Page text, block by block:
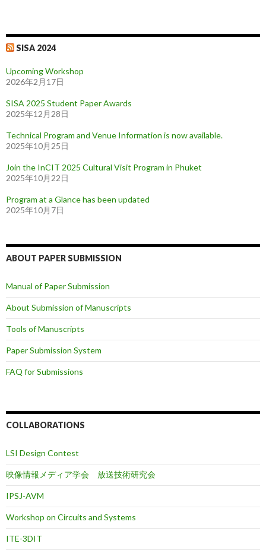
SISA 2024
Upcoming Workshop
2026年2月17日
SISA 2025 Student Paper Awards
2025年12月28日
Technical Program and Venue Information is now available.
2025年10月25日
Join the InCIT 2025 Cultural Visit Program in Phuket
2025年10月22日
Program at a Glance has been updated
2025年10月7日
ABOUT PAPER SUBMISSION
Manual of Paper Submission
About Submission of Manuscripts
Tools of Manuscripts
Paper Submission System
FAQ for Submissions
COLLABORATIONS
LSI Design Contest
映像情報メディア学会 放送技術研究会
IPSJ-AVM
Workshop on Circuits and Systems
ITE-3DIT